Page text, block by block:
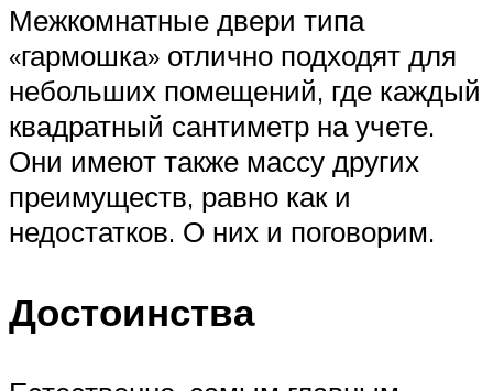
Межкомнатные двери типа
«гармошка» отлично подходят для
небольших помещений, где каждый
квадратный сантиметр на учете.
Они имеют также массу других
преимуществ, равно как и
недостатков. О них и поговорим.
Достоинства